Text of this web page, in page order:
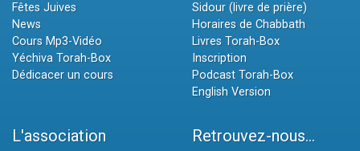
Fêtes Juives
News
Cours Mp3-Vidéo
Yéchiva Torah-Box
Dédicacer un cours
Sidour (livre de prière)
Horaires de Chabbath
Livres Torah-Box
Inscription
Podcast Torah-Box
English Version
L'association Retrouvez-nous...